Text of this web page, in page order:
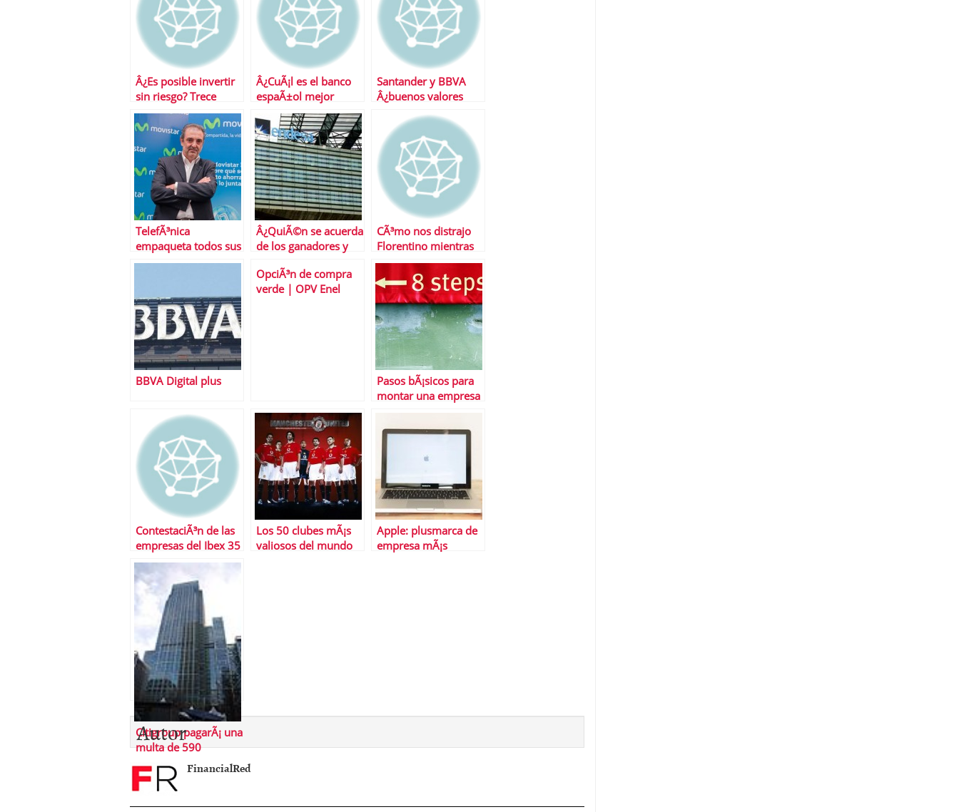
Â¿Es posible invertir
sin riesgo? Trece
valores para apostar
sobre seguro
Â¿CuÃ¡l es el banco
espaÃ±ol mejor
capitalizado?
Santander y BBVA
Â¿buenos valores
TelefÃ³nica
empaqueta todos sus
productos en una
FusiÃ³n
Â¿QuiÃ©n se acuerda
de los ganadores y
OPA de Endesa?
CÃ³mo nos distrajo
Florentino mientras
planeaba asaltar una
empresa alemana
BBVA Digital plus
OpciÃ³n de compra
verde | OPV Enel
Pasos bÃ¡sicos para
montar una empresa
ContestaciÃ³n de las
empresas del Ibex 35
a De Guindos
Los 50 clubes mÃ¡s
valiosos del mundo
Apple: plusmarca de
empresa mÃ¡s
Citigroup pagarÃ¡ una
multa de 590
millones para cerrar
una denuncia por las
hipotecas basura
Autor
FinancialRed